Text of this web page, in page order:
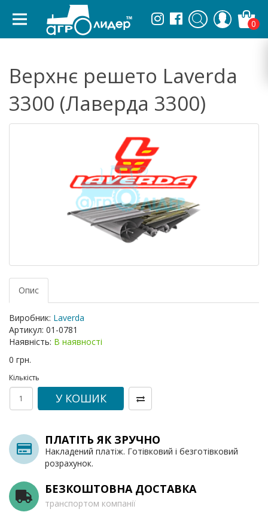
0
Верхнє решето Laverda
3300 (Лаверда 3300)
Опис
Виробник: Laverda
Артикул: 01-0781
Наявність: В наявності
0 грн.
Кількість
У КОШИК
ПЛАТІТЬ ЯК ЗРУЧНО
Накладений платіж. Готівковий і безготівковий
розрахунок.
БЕЗКОШТОВНА ДОСТАВКА
транспортом компанії